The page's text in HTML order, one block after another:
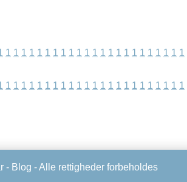
1 1 1 1 1 1 1 1 1 1 1 1 1 1 1 1 1 1 1 1 1 1 1
1 1 1 1 1 1 1 1 1 1 1 1 1 1 1 1 1 1 1 1 1 1 1
- Blog - Alle rettigheder forbeholdes